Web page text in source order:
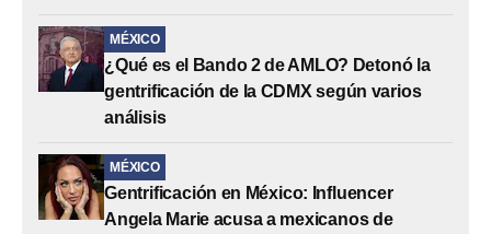
MÉXICO
¿Qué es el Bando 2 de AMLO? Detonó la
gentrificación de la CDMX según varios
análisis
MÉXICO
Gentrificación en México: Influencer
Angela Marie acusa a mexicanos de